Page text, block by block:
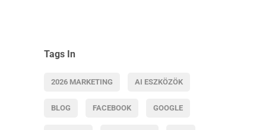
Tags In
2026 MARKETING AI ESZKÖZÖK
BLOG FACEBOOK GOOGLE